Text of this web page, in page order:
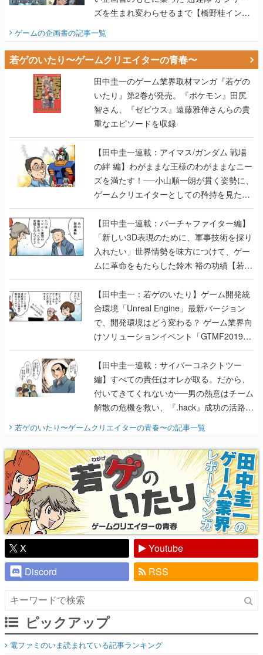
ズを生まれ変わらせるまで【橋野桂インタ
ビュー】
ゲームの企画書の記事一覧
若ゲのいたり〜ゲームクリエイターの青春〜
田中圭一のゲーム業界取材マンガ『若ゲの
いたり』第2巻が発売。『ポケモン』田尻
智さん、『ゼビウス』遠藤雅伸さんらの貴
重なエピソードを収録
【田中圭一連載：アイマス/ガンダム 戦場
の絆 編】わがままな王様のわがままなニー
ズを満たす！──小山順一朗が貫く姿勢に、
ゲームクリエイターとしての矜持を見た
【若ゲのいたり最終回】
【田中圭一連載：バーチャファイター編】
「新しい3D表現のために、軍事技術を採り
入れたい」世界情勢を味方につけて、ゲー
ムに革命をもたらした鈴木 裕の功績【若ゲ
のいたり】
【田中圭一：若ゲのいたり】ゲーム開発統
合環境「Unreal Engine」最新バージョン
で、開発環境はどう変わる？ ゲーム業界向
けソリューションイベント「GTMF2019」
に行って、より理解を深めよう【PR】
【田中圭一連載：サイバーコネクトツー
編】すべての責任はオレが取る。だから、
付いてきてくれないか──男の熱意はチーム
解散の危機を救い、『.hack』成功の活路を
開く。業界の快男児・松山 洋に流れる血は
『少年ジャンプ』色だった【若ゲのいた
り】
若ゲのいたり〜ゲームクリエイターの青春〜の記事一覧
X
Youtube
Discord
RSS
ピックアップ
電ファミのいま読まれている記事ランキング